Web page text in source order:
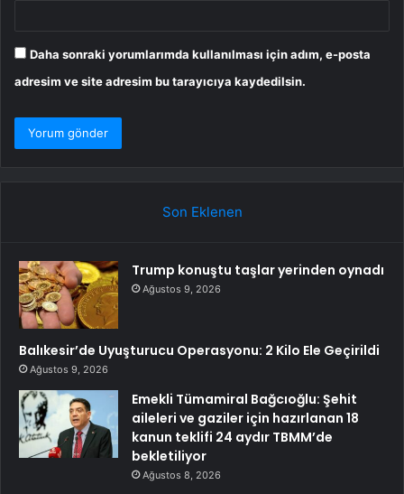
Daha sonraki yorumlarımda kullanılması için adım, e-posta
adresim ve site adresim bu tarayıcıya kaydedilsin.
Son Eklenen
Trump konuştu taşlar yerinden oynadı
Ağustos 9, 2026
Balıkesir’de Uyuşturucu Operasyonu: 2 Kilo Ele Geçirildi
Ağustos 9, 2026
Emekli Tümamiral Bağcıoğlu: Şehit
aileleri ve gaziler için hazırlanan 18
kanun teklifi 24 aydır TBMM’de
bekletiliyor
Ağustos 8, 2026